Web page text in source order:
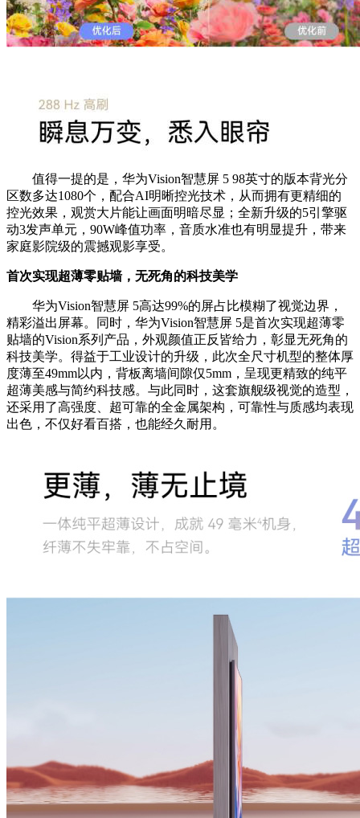
值得一提的是，华为Vision智慧屏 5 98英寸的版本背光分
区数多达1080个，配合AI明晰控光技术，从而拥有更精细的
控光效果，观赏大片能让画面明暗尽显；全新升级的5引擎驱
动3发声单元，90W峰值功率，音质水准也有明显提升，带来
家庭影院级的震撼观影享受。
首次实现超薄零贴墙，无死角的科技美学
华为Vision智慧屏 5高达99%的屏占比模糊了视觉边界，
精彩溢出屏幕。同时，华为Vision智慧屏 5是首次实现超薄零
贴墙的Vision系列产品，外观颜值正反皆给力，彰显无死角的
科技美学。得益于工业设计的升级，此次全尺寸机型的整体厚
度薄至49mm以内，背板离墙间隙仅5mm，呈现更精致的纯平
超薄美感与简约科技感。与此同时，这套旗舰级视觉的造型，
还采用了高强度、超可靠的全金属架构，可靠性与质感均表现
出色，不仅好看百搭，也能经久耐用。